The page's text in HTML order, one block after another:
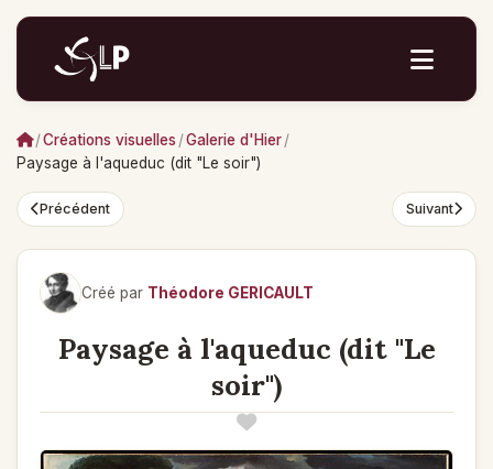
/Créations visuelles /Galerie d'Hier/
Paysage à l'aqueduc (dit "Le soir")
Précédent Suivant
Créé par Théodore GERICAULT
Paysage à l'aqueduc (dit "Le
soir")